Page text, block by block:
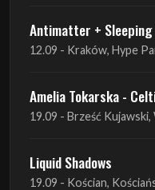
Antimatter +
12.09 - Kraków, Hype
Amelia Tokarska -
19.09 - Brześć Kujawski,
Liquid Shadows
19.09 - Kościan,